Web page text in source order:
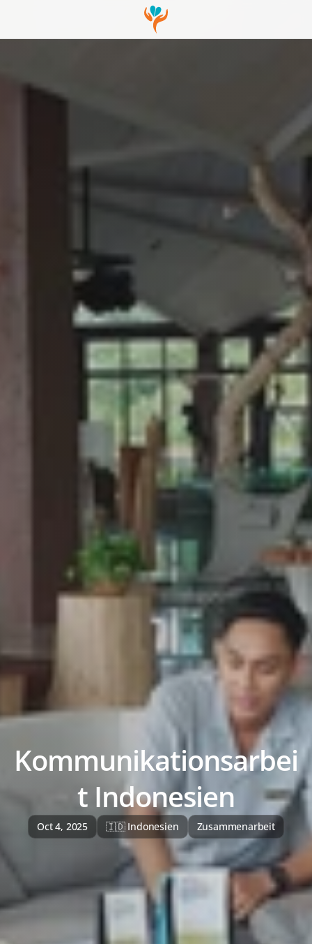
Kommunikationsarbei
t Indonesien
Oct 4, 2025 🇮🇩 Indonesien Zusammenarbeit